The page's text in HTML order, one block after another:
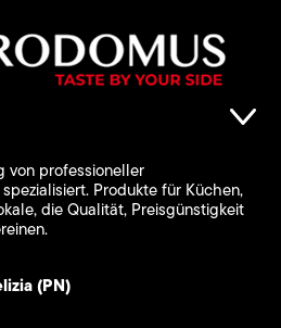
von professioneller
Produkte für Küchen,
die Qualität, Preisgünstigkeit
(PN)